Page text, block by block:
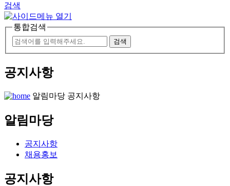
검색
통합검색
공지사항
알림마당 공지사항
알림마당
공지사항
채용홍보
공지사항